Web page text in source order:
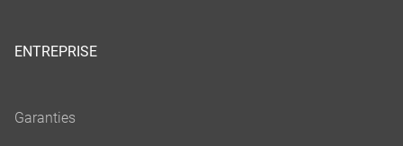
ENTREPRISE